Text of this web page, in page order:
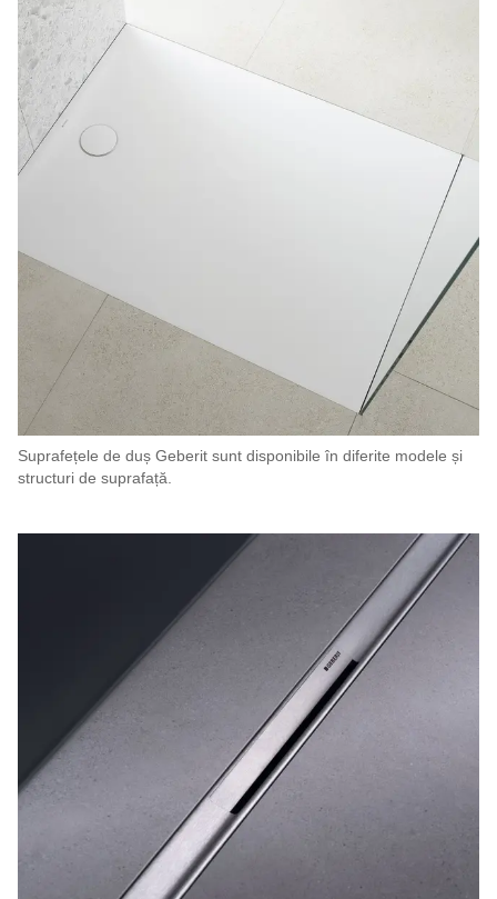
Suprafețele de duș Geberit sunt disponibile în diferite modele și
structuri de suprafață.